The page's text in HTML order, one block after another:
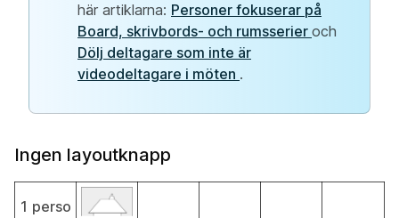
här artiklarna: Personer fokuserar på
Board, skrivbords- och rumsserier och
Dölj deltagare som inte är
videodeltagare i möten .
Ingen layoutknapp
1 perso